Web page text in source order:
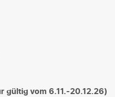
gültig vom 6.11.-20.12.26)